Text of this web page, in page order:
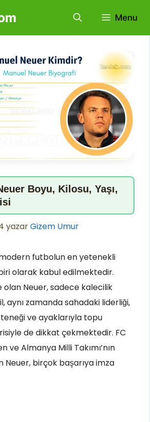
Menu
Boyu, Kilosu, Yaşı,
yazarGizem Umur
futbolun en yetenekli
olarak kabul edilmektedir.
olan Neuer, sadece kalecilik
aynı zamanda sahadaki liderliği,
ve ayaklarıyla topu
de dikkat çekmektedir. FC
ve Almanya Milli Takımı’nın
Neuer, birçok başarıya imza